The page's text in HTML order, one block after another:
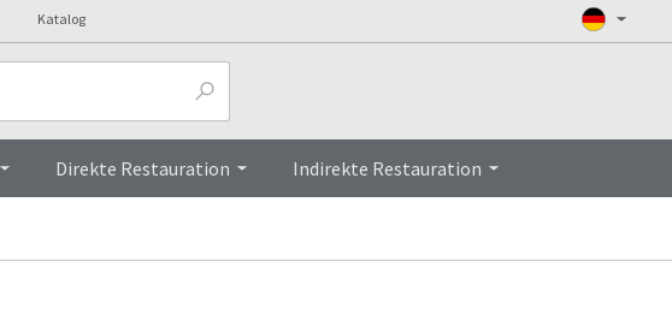
Katalog
Direkte Restauration Indirekte Restauration